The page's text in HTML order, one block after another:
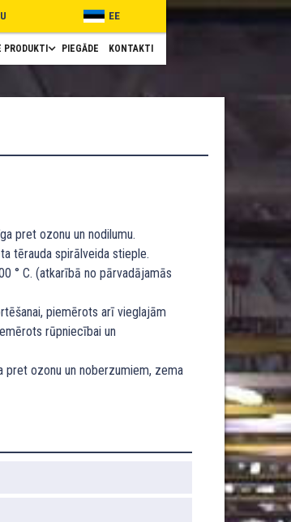
EE
PRODUKTI PIEGĀDE KONTAKTI
pret ozonu un nodilumu.
tērauda spirālveida stieple.
° C. (atkarībā no pārvadājamās
piemērots arī vieglajām
rūpniecībai un
ozonu un noberzumiem, zema